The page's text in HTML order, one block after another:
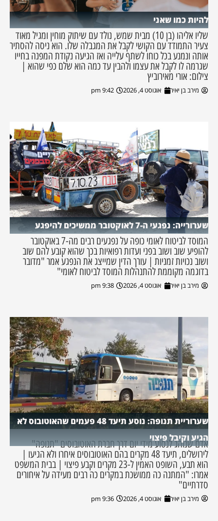
להיות כמו שאני
שליו אליהו (בן 10) מבית שמש, נולד עם שיתוק מוחין ומגיל מאוד
צעיר התמודד עם הקושי לקבל את המגבלה שלו. הוא ניסה להסתיר
אותה ונמנע בכל כוחו לשתף עלייה ואז הגיעה נקודת המפנה בחייו
שגרמה לו לקבל את עצמו ולהבין עד כמה הוא שלם כפי שהוא |
צילום: אורי מאירוביץ
מירב בן יאיר אוגוסט 4, 2026 9:42 pm
שערורייה: נפגעי ה-7 לאוקטובר ממשיכים להיפגע
המוסד לביטוח לאומי כופה על נפגעים רבים מה-7 באוקטובר
להופיע שוב ושוב בפני ועדות רפואיות בכך שהוא קובע להם שוב
ושוב נכויות זמניות | עורך הדין שמייצג את הנפגע אמר "מדובר
בדוגמה מקוממת להתנהלות המוסד לביטוח לאומי"
מירב בן יאיר אוגוסט 4, 2026 9:38 pm
שערוריית תנופה: נוסע תיעד 48 פעמים שהאוטובוס לא
הגיע וקיבל פיצוי
אדם שנוהג לנסוע מידי יום דרך חברת האוטובוסים "תנופה"
לירושלים, תיעד 48 מקרים בהם האוטובוסים איחרו ולא הגיעו |
הוא תבע, השופט האמין ל-23 מקרים וקבע פיצוי | בבית המשפט
אמרו: "המתנה כה ממושכת במקרים כה רבים מעידה על איחורים
סדרתיים"
מירב בן יאיר אוגוסט 4, 2026 9:36 pm